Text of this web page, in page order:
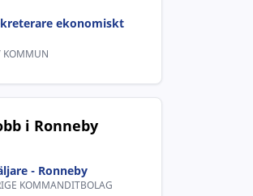
ekonomiskt
KOMMUN
i Ronneby
- Ronneby
KOMMANDITBOLAG